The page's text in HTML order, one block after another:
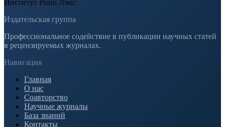
Институт Рино Лэнс
Издательская группа
Профессиональное содействие в публикации научных статей
в рецензируемых журналах.
Навигация
Главная
О нас
Соавторство
Научные журналы
База знаний
Контакты